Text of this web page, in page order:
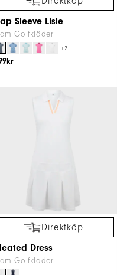
Sleeve Lisle
Golfkläder
+2
Direktköp
Dress
Golfkläder